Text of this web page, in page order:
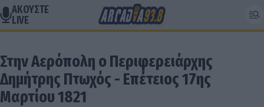
ΑΚΟΥΣΤΕ
LIVE
Στην Αερόπολη ο Περιφερειάρχης
Δημήτρης Πτωχός - Επέτειος 17ης
Μαρτίου 1821